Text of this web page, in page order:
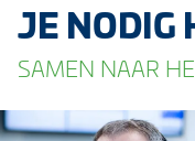
JE NODIG
SAMEN NAAR